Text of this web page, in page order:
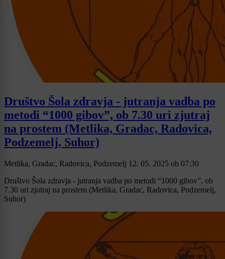
Društvo Šola zdravja - jutranja vadba po
metodi “1000 gibov”, ob 7.30 uri zjutraj
na prostem (Metlika, Gradac, Radovica,
Podzemelj, Suhor)
Metlika, Gradac, Radovica, Podzemelj 12. 05. 2025 ob 07:30
Društvo Šola zdravja - jutranja vadba po metodi “1000 gibov”, ob
7.30 uri zjutraj na prostem (Metlika, Gradac, Radovica, Podzemelj,
Suhor)